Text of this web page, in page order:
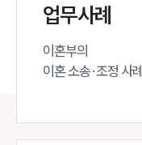
업무사례
이혼부의
이혼 소송·조정 사례